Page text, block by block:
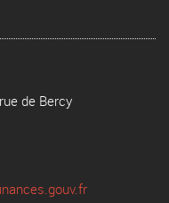
de Bercy